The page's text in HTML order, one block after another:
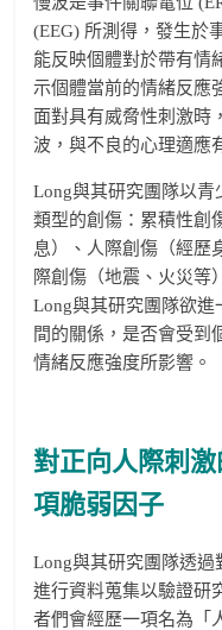
(EEG) 所測得，發生於
能反映個體對於帶有情
示個體當前的情緒反應
面對具有威脅性刺激時
波，與不良的心理適應
Long與其研究團隊以青
類型的創傷：累積性創
息）、人際創傷（經歷
際創傷（地震、火災等
Long與其研究團隊欲進
間的關係，是否會受到
情緒反應強度所影響。
對正向人際刺
項脆弱因子
Long與其研究團隊透過
進行資料蒐集以驗證研
者們會經歷一項名為「